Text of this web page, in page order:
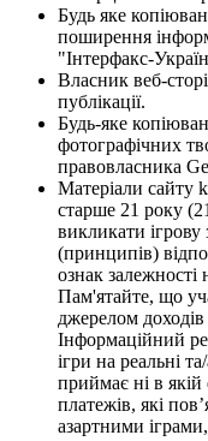
Будь яке
поширення
"Інтерфакс-
Власник веб-
публікації.
Будь-яке
фотографічних
правовласника
Матеріали сайту
старше 21 року
викликати
(принципів)
ознак залежності
Пам'ятайте, що
джерелом
Інформаційний
ігри на реальні
приймає ні в
платежів, які
азартними